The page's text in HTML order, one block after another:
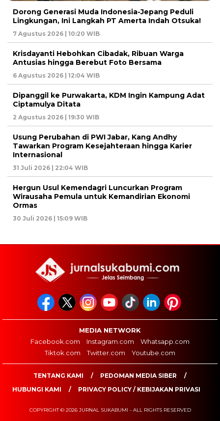
Dorong Generasi Muda Indonesia-Jepang Peduli
Lingkungan, Ini Langkah PT Amerta Indah Otsuka!
7 Agustus 2026 | 10:20 WIB
Krisdayanti Hebohkan Cibadak, Ribuan Warga
Antusias hingga Berebut Foto Bersama
6 Agustus 2026 | 12:04 WIB
Dipanggil ke Purwakarta, KDM Ingin Kampung Adat
Ciptamulya Ditata
2 Agustus 2026 | 19:30 WIB
Usung Perubahan di PWI Jabar, Kang Andhy
Tawarkan Program Kesejahteraan hingga Karier
Internasional
31 Juli 2026 | 22:04 WIB
Hergun Usul Kemendagri Luncurkan Program
Wirausaha Pemula untuk Kemandirian Ekonomi
Ormas
30 Juli 2026 | 15:09 WIB
MEDIA NETWORK
Facebook.com
Instagram.com
Whatsapp.com
Tiktok.com
Twitter.com Youtube.com
TENTANG KAMI
PEDOMAN MEDIA SIBER
HUBUNGI KAMI
PRIVACY POLICY / KEBIJAKAN PRIVASI
COPYRIGHT © 2026 JURNAL SUKABUMI - ALL RIGHTS RESERVED